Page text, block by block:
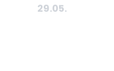
29.05.